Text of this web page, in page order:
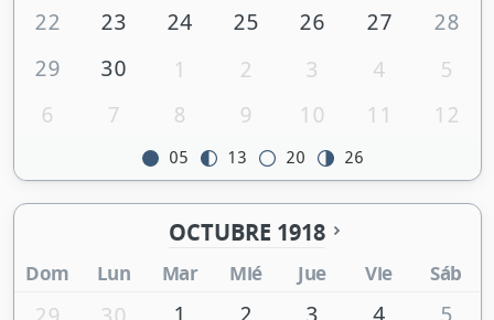
22
23 24 25 26 27
28
29
30 1 2 3 4
5
6
7 8 9 10 11 12
05 13 20 26
OCTUBRE 1918
Dom Lun Mar Mié Jue Vie Sáb
1 2 3 4
5